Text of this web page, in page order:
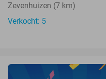
Zevenhuizen (7 km)
Verkocht: 5